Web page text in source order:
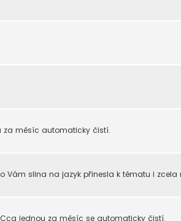
za měsíc automaticky čistí.
Vám slina na jazyk přinesla k tématu i zcela
jednou za měsíc se automaticky čistí.